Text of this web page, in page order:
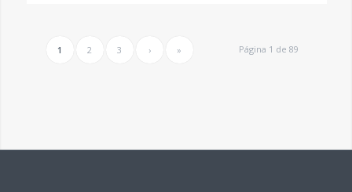
Página 1 de 89
1 2 3 › »